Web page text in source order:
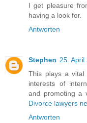
I get pleasure
having a look for.
Antworten
Stephen 25.
This plays a vital
interests of
and promoting a
Divorce lawyers
Antworten